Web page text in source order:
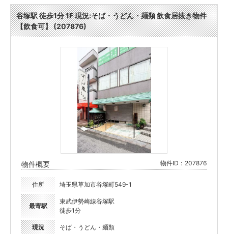
谷塚駅 徒歩1分 1F 現況:そば・うどん・麺類 飲食居抜き物件
【飲食可】 (207876)
物件概要 物件ID：207876
住所 埼玉県草加市谷塚町549-1
最寄駅
東武伊勢崎線谷塚駅
徒歩1分
現況 そば・うどん・麺類